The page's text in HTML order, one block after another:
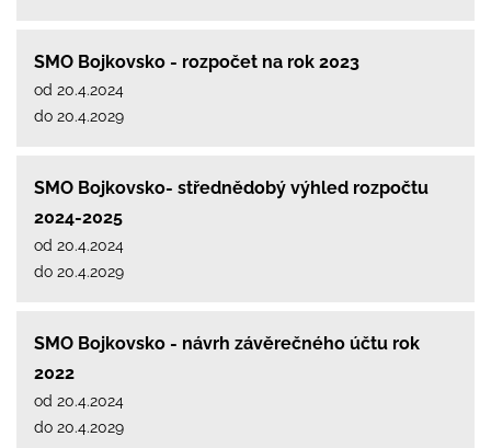
SMO Bojkovsko - rozpočet na rok 2023
od 20.4.2024
do 20.4.2029
SMO Bojkovsko- střednědobý výhled rozpočtu
2024-2025
od 20.4.2024
do 20.4.2029
SMO Bojkovsko - návrh závěrečného účtu rok
2022
od 20.4.2024
do 20.4.2029